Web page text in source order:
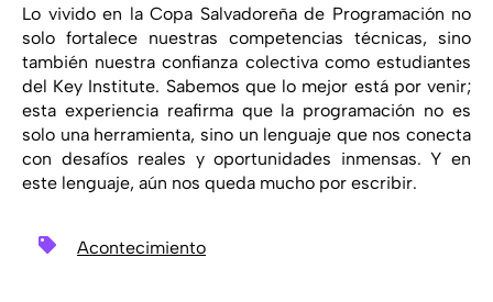
Lo vivido en la Copa Salvadoreña de Programación no
solo fortalece nuestras competencias técnicas, sino
también nuestra confianza colectiva como estudiantes
del Key Institute. Sabemos que lo mejor está por venir;
esta experiencia reafirma que la programación no es
solo una herramienta, sino un lenguaje que nos conecta
con desafíos reales y oportunidades inmensas. Y en
este lenguaje, aún nos queda mucho por escribir.
Acontecimiento